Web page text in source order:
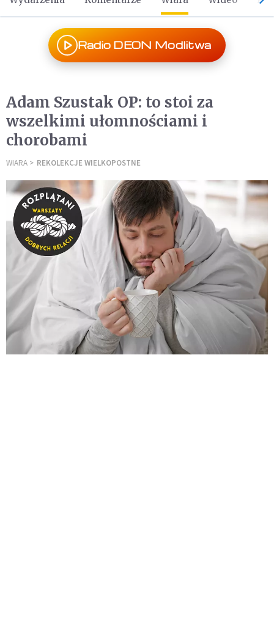
Radio DEON Modlitwa
Adam Szustak OP: to stoi za
wszelkimi ułomnościami i
chorobami
WIARA REKOLEKCJE WIELKOPOSTNE